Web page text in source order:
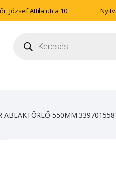
József Attila utca 10.
search
ABLAKTÖRLŐ 550MM